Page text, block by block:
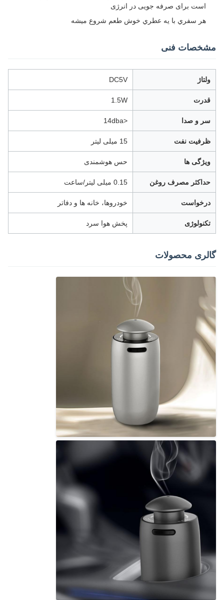
است برای صرفه جویی در انرژی
هر سفري با يه عطري خوش طعم شروع ميشه
مشخصات فنی
ولتاژ DC5V
قدرت 1.5W
سر و صدا <14dba
ظرفیت نفت 15 میلی لیتر
ویژگی ها حس هوشمندی
حداکثر مصرف روغن 0.15 میلی لیتر/ساعت
درخواست خودروها، خانه ها و دفاتر
تکنولوژی پخش هوا سرد
گالری محصولات